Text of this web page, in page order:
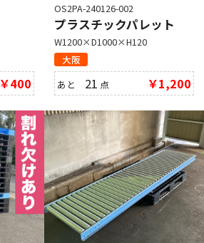
￥400
OS2PA-240126-002
プラスチックパレット
W1200×D1000×H120
大阪
あと 21 点 ￥1,200